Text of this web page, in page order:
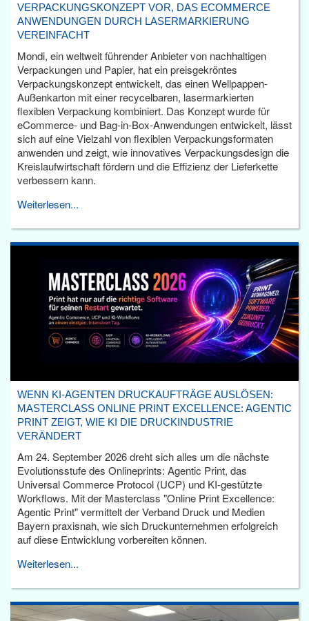
VERPACKUNGSKONZEPT VOR, DAS ECOMMERCE
ANWENDUNGEN DURCH LASERMARKIERUNG
VEREINFACHT
Mondi, ein weltweit führender Anbieter von nachhaltigen
Verpackungen und Papier, hat ein preisgekröntes
Verpackungskonzept entwickelt, das einen Wellpappen-
Außenkarton mit einer recycelbaren, lasermarkierten
flexiblen Verpackung kombiniert. Das Konzept wurde für
eCommerce- und Bag-in-Box-Anwendungen entwickelt, lässt
sich auf eine Vielzahl von flexiblen Verpackungsformaten
anwenden und zeigt, wie innovatives Verpackungsdesign die
Kreislaufwirtschaft fördern und die Effizienz der Lieferkette
verbessern kann.
Weiterlesen...
WENN KI-AGENTEN DRUCKAUFTRÄGE AUSLÖSEN:
MASTERCLASS ONLINE PRINT EXCELLENCE: AGENTIC
PRINT ZEIGT, WIE KI DIE DRUCKINDUSTRIE
VERÄNDERT
Am 24. September 2026 dreht sich alles um die nächste
Evolutionsstufe des Onlineprints: Agentic Print, das
Universal Commerce Protocol (UCP) und KI-gestützte
Workflows. Mit der Masterclass "Online Print Excellence:
Agentic Print" vermittelt der Verband Druck und Medien
Bayern praxisnah, wie sich Druckunternehmen erfolgreich
auf diese Entwicklung vorbereiten können.
Weiterlesen...